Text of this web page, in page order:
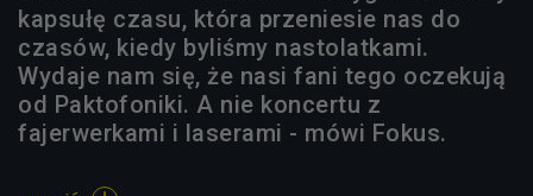
kapsułę czasu, która przeniesie nas do
czasów, kiedy byliśmy nastolatkami.
Wydaje nam się, że nasi fani tego oczekują
od Paktofoniki. A nie koncertu z
fajerwerkami i laserami - mówi Fokus.